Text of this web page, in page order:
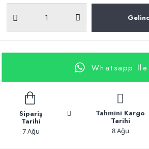
Whatsapp
Sipariş
Tarihi
7 Ağu
Tahmini Kargo
Tarihi
8 Ağu